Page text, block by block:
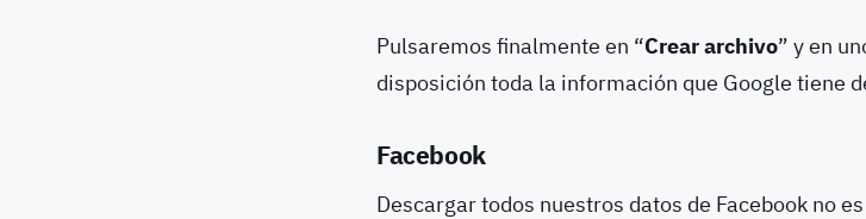
Pulsaremos finalmente en “Crear archivo” y en
disposición toda la información que Google tiene
Facebook
Descargar todos nuestros datos de Facebook no